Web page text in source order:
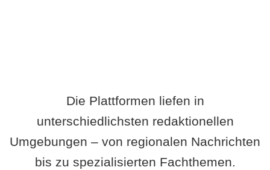
Die Plattformen liefen in
unterschiedlichsten redaktionellen
Umgebungen – von regionalen Nachrichten
bis zu spezialisierten Fachthemen.